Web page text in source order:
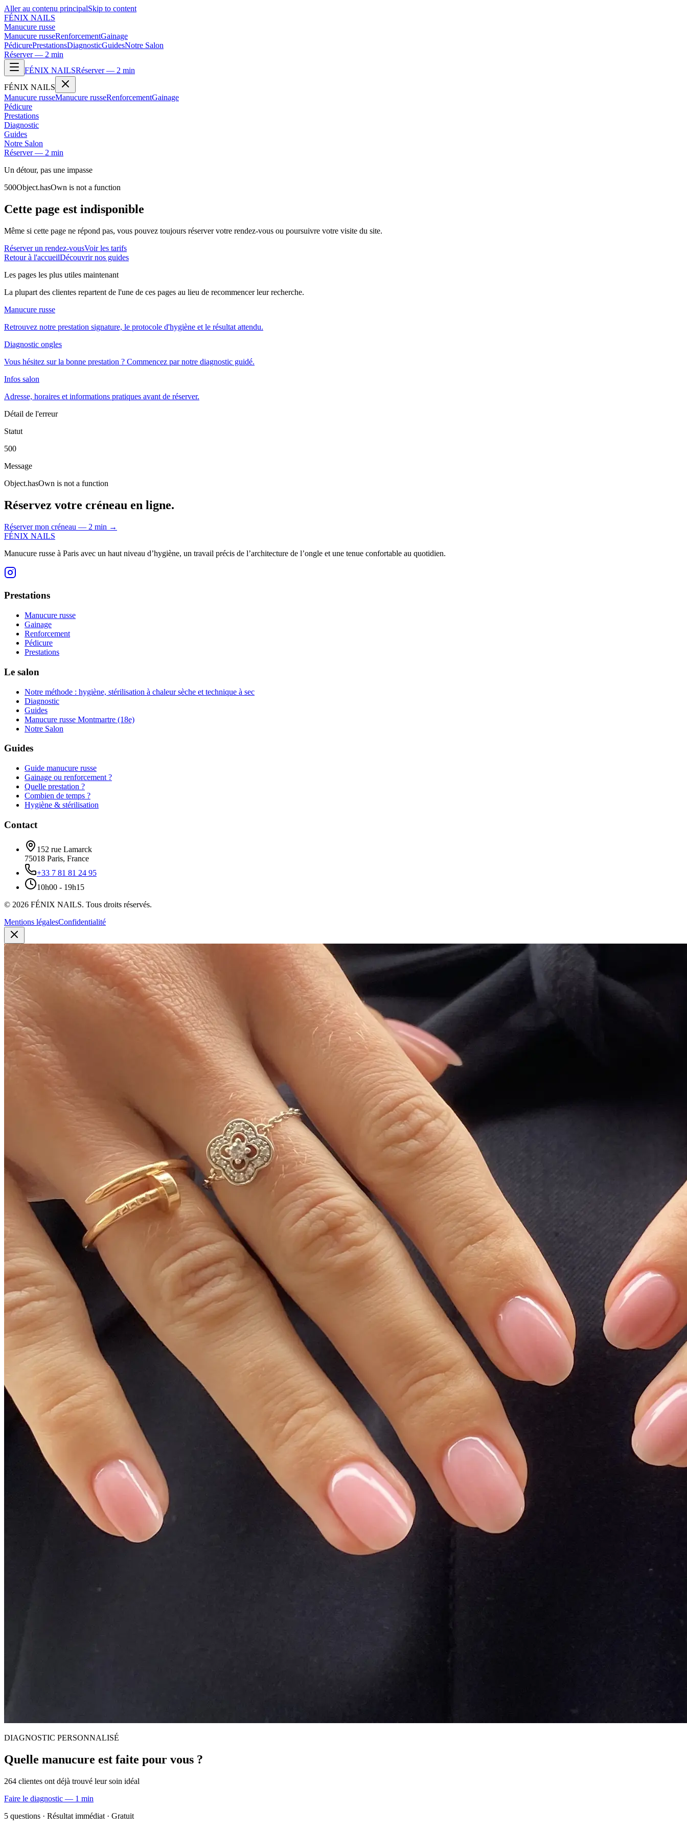
Aller au contenu principalSkip to content
FÉNIX NAILS
Manucure russe
Manucure russeRenforcementGainage
PédicurePrestationsDiagnosticGuidesNotre Salon
Réserver — 2 min
FÉNIX NAILSRéserver — 2 min
FÉNIX NAILS
Manucure russeManucure russeRenforcementGainage
Pédicure
Prestations
Diagnostic
Guides
Notre Salon
Réserver — 2 min
Un détour, pas une impasse
500Object.hasOwn is not a function
Cette page est indisponible
Même si cette page ne répond pas, vous pouvez toujours réserver votre rendez-vous ou poursuivre votre visite du site.
Réserver un rendez-vousVoir les tarifs
Retour à l'accueilDécouvrir nos guides
Les pages les plus utiles maintenant
La plupart des clientes repartent de l'une de ces pages au lieu de recommencer leur recherche.
Manucure russe
Retrouvez notre prestation signature, le protocole d'hygiène et le résultat attendu.
Diagnostic ongles
Vous hésitez sur la bonne prestation ? Commencez par notre diagnostic guidé.
Infos salon
Adresse, horaires et informations pratiques avant de réserver.
Détail de l'erreur
Statut
500
Message
Object.hasOwn is not a function
Réservez votre créneau en ligne.
Réserver mon créneau — 2 min →
FÉNIX NAILS
Manucure russe à Paris avec un haut niveau d’hygiène, un travail précis de l’architecture de l’ongle et une tenue confortable au quotidien.
Prestations
Manucure russe
Gainage
Renforcement
Pédicure
Prestations
Le salon
Notre méthode : hygiène, stérilisation à chaleur sèche et technique à sec
Diagnostic
Guides
Manucure russe Montmartre (18e)
Notre Salon
Guides
Guide manucure russe
Gainage ou renforcement ?
Quelle prestation ?
Combien de temps ?
Hygiène & stérilisation
Contact
152 rue Lamarck
75018 Paris, France
+33 7 81 81 24 95
10h00 - 19h15
© 2026 FÉNIX NAILS. Tous droits réservés.
Mentions légalesConfidentialité
DIAGNOSTIC PERSONNALISÉ
Quelle manucure est faite pour vous ?
264 clientes ont déjà trouvé leur soin idéal
Faire le diagnostic — 1 min
5 questions · Résultat immédiat · Gratuit